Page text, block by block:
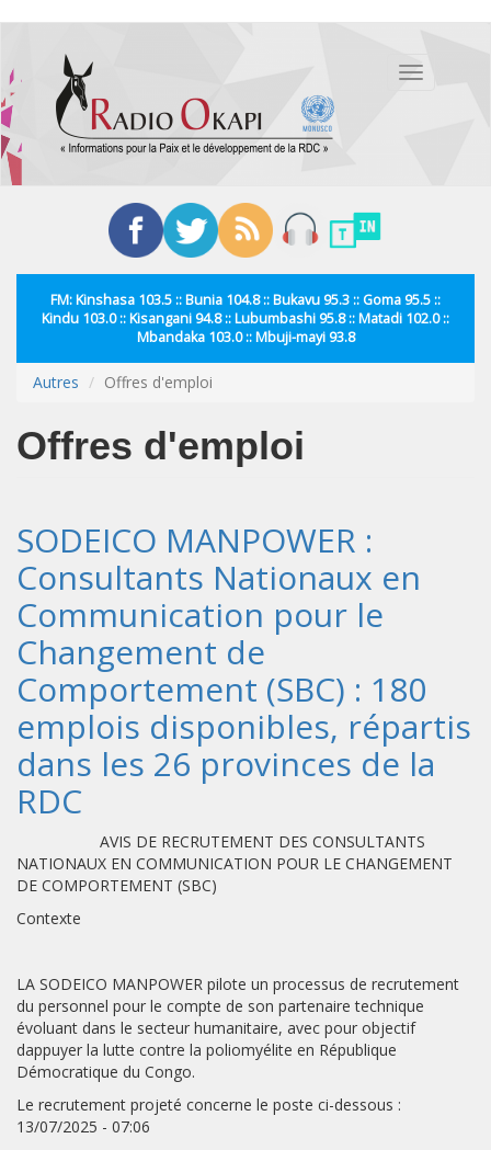
contenu
principal
Toggle
FM: Kinshasa 103.5 :: Bunia 104.8 :: Bukavu 95.3 :: Goma 95.5 ::
Kindu 103.0 :: Kisangani 94.8 :: Lubumbashi 95.8 :: Matadi 102.0 ::
Mbandaka 103.0 :: Mbuji-mayi 93.8
Autres Offres d'emploi
Offres d'emploi
SODEICO MANPOWER :
Consultants Nationaux en
Communication pour le
Changement de
Comportement (SBC) : 180
emplois disponibles, répartis
dans les 26 provinces de la
RDC
AVIS DE RECRUTEMENT DES CONSULTANTS
NATIONAUX EN COMMUNICATION POUR LE CHANGEMENT
DE COMPORTEMENT (SBC)
Contexte
LA SODEICO MANPOWER pilote un processus de recrutement
du personnel pour le compte de son partenaire technique
évoluant dans le secteur humanitaire, avec pour objectif
dappuyer la lutte contre la poliomyélite en République
Démocratique du Congo.
Le recrutement projeté concerne le poste ci-dessous :
13/07/2025 - 07:06